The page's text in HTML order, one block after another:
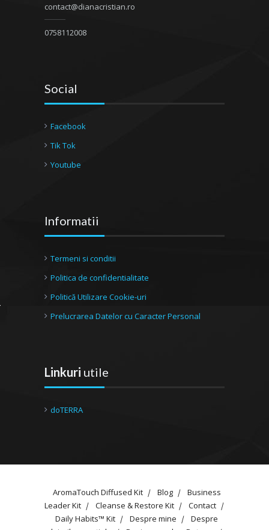
contact@dianacristian.ro
0758112008
Social
Facebook
Tik Tok
Youtube
Informatii
Termeni si conditii
Politica de confidentialitate
Politică Utilizare Cookie-uri
Prelucrarea Datelor cu Caracter Personal
Linkuri utile
doTERRA
AromaTouch Diffused Kit Blog
Business
Leader Kit
Cleanse & Restore Kit
Contact
Daily Habits™ Kit
Despre mine
Despre